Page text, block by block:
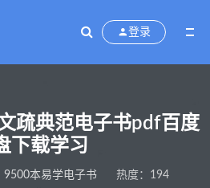
登录
疏典范电子书pdf百度
下载学习
9500本易学电子书
热度：194